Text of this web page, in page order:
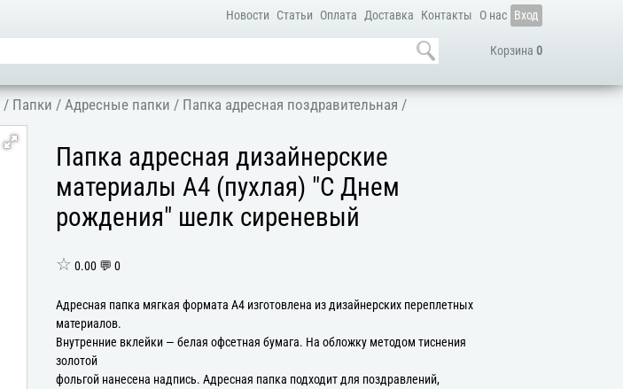
Новости Статьи Оплата Доставка Контакты О нас Вход
Корзина 0
/ Папки /Адресные папки / Папка адресная поздравительная /
Папка адресная дизайнерские
материалы А4 (пухлая) "С Днем
рождения" шелк сиреневый
☆ 0.00 💬 0
Адресная папка мягкая формата А4 изготовлена из дизайнерских переплетных
материалов.
Внутренние вклейки — белая офсетная бумага. На обложку методом тиснения
золотой
фольгой нанесена надпись. Адресная папка подходит для поздравлений,